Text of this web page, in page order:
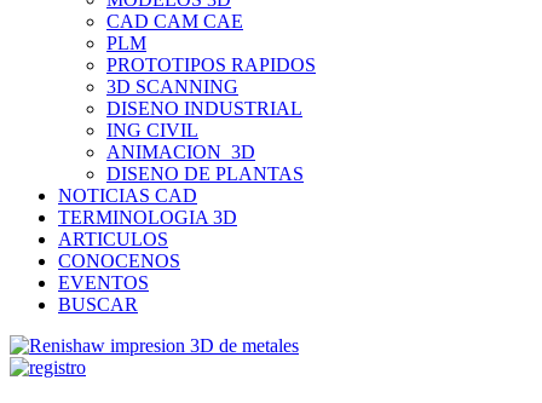
CAD CAM CAE
PLM
PROTOTIPOS RAPIDOS
3D SCANNING
DISENO INDUSTRIAL
ING CIVIL
ANIMACION_3D
DISENO DE PLANTAS
NOTICIAS CAD
TERMINOLOGIA 3D
ARTICULOS
CONOCENOS
EVENTOS
BUSCAR